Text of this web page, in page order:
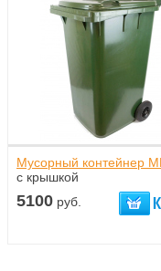
Мусорный контейнер
с крышкой
5100 руб.